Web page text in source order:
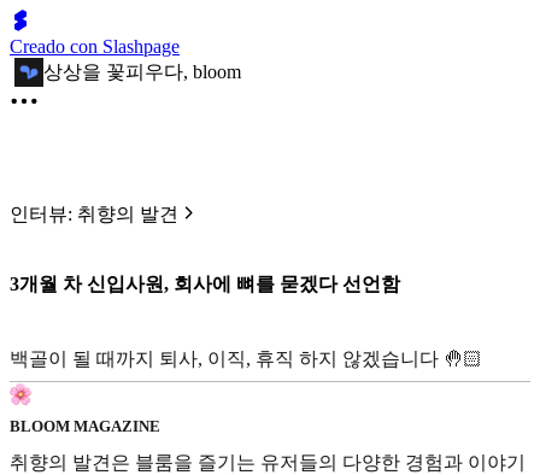
Creado con Slashpage
상상을 꽃피우다, bloom
인터뷰: 취향의 발견
3개월 차 신입사원, 회사에 뼈를 묻겠다 선언함
백골이 될 때까지 퇴사, 이직, 휴직 하지 않겠습니다 🤚🏻
BLOOM MAGAZINE
취향의 발견은 블룸을 즐기는 유저들의 다양한 경험과 이야기